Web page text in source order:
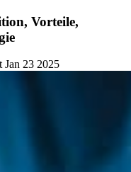
Vorteile,
Jan 23 2025